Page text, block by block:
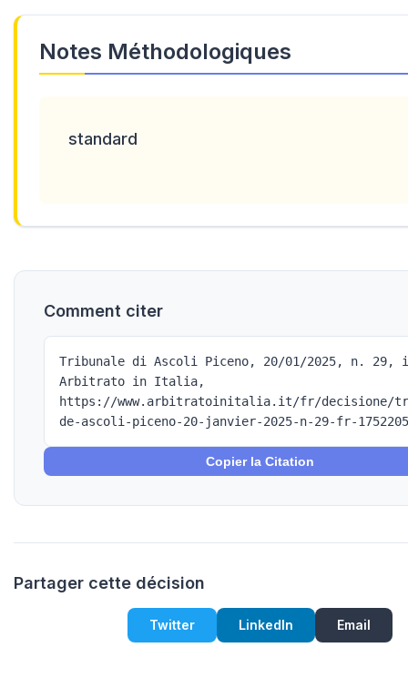
Notes Méthodologiques
standard
Comment citer
Tribunale di Ascoli Piceno, 20/01/2025, n. 29,
Arbitrato in Italia,
https://www.arbitratoinitalia.it/fr/decisione/
de-ascoli-piceno-20-janvier-2025-n-29-fr-
Copier la Citation
Partager cette décision
Twitter LinkedIn Email